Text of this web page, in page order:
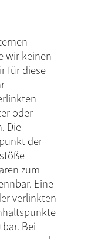
wir keinen
für diese
oder
Die
der
zum
Eine
verlinkten
Bei